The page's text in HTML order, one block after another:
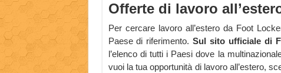
Offerte di lavoro
Per cercare lavoro all’estero da Foot
Paese di riferimento.Sul sito ufficiale di
l’elenco di tutti i Paesi dove la
vuoi la tua opportunità di lavoro all’estero,